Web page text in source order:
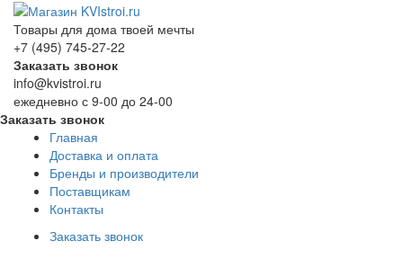
Товары для дома твоей мечты
+7 (495) 745-27-22
Заказать звонок
info@kvistroi.ru
ежедневно с 9-00 до 24-00
Заказать звонок
Главная
Доставка и оплата
Бренды и производители
Поставщикам
Контакты
Заказать звонок